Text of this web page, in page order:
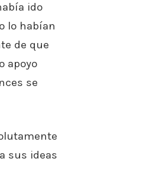
ido
lo habían
de que
apoyo
se
sus ideas